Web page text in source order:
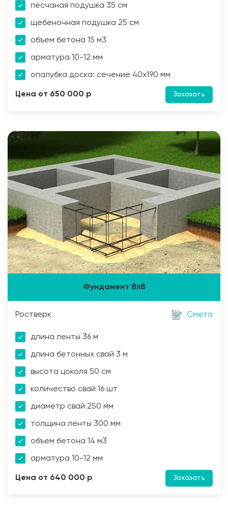
песчаная подушка 35 см
щебеночная подушка 25 см
объем бетона 15 м3
арматура 10-12 мм
опалубка доска: сечение 40х190 мм
Цена от 650 000 р Заказать
Фундамент 8х8
Ростверк Смета
длина ленты 36 м
длина бетонных свай 3 м
высота цоколя 50 см
количество свай 16 шт
диаметр свай 250 мм
толщина ленты 300 мм
объем бетона 14 м3
арматура 10-12 мм
Цена от 640 000 р Заказать